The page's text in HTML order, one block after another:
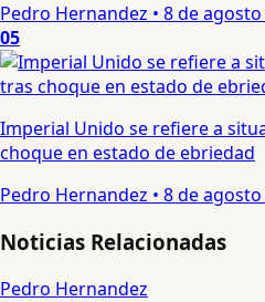
Pedro Hernandez • 8 de agosto
05
Imperial Unido se refiere a
choque en estado de ebriedad
Pedro Hernandez • 8 de agosto
Noticias Relacionadas
Pedro Hernandez